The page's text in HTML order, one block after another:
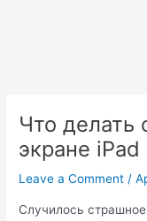
Что делать
экране iPad
Leave a Comment /
Случилось